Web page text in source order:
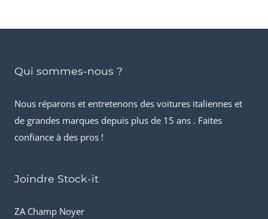
Qui sommes-nous ?
Nous réparons et entretenons des voitures italiennes et
de grandes marques depuis plus de 15 ans . Faites
confiance à des pros !
Joindre Stock-it
ZA Champ Noyer